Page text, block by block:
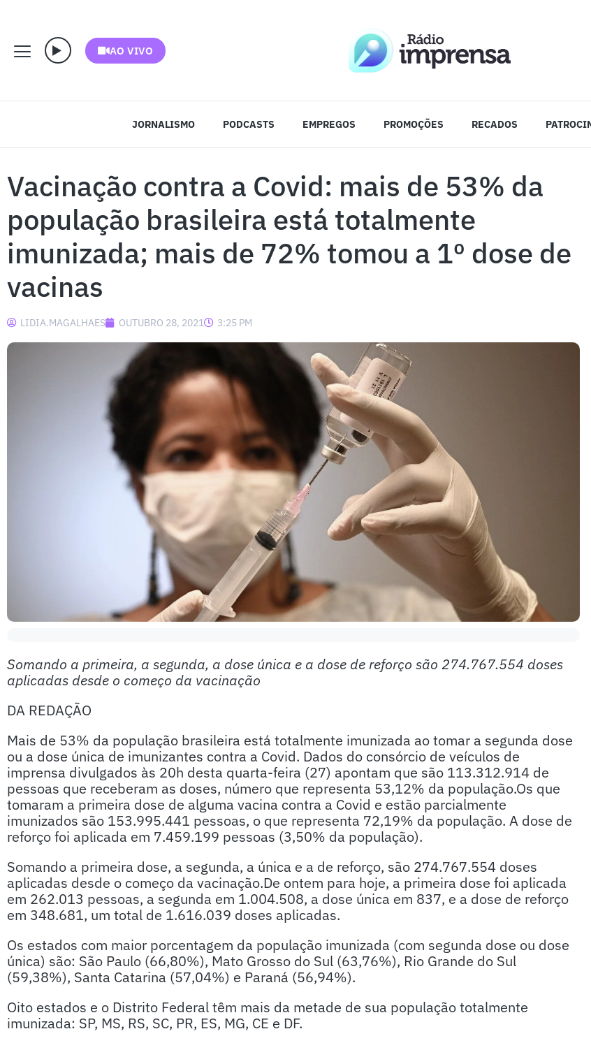
AO VIVO
JORNALISMO PODCASTS EMPREGOS PROMOÇÕES RECADOS
Vacinação contra a Covid: mais de 53% da
população brasileira está totalmente
imunizada; mais de 72% tomou a 1º dose de
vacinas
LIDIA.MAGALHAES OUTUBRO 28, 2021 3:25 PM
Somando a primeira, a segunda, a dose única e a dose de reforço são 274.767.554 doses
aplicadas desde o começo da vacinação
DA REDAÇÃO
Mais de 53% da população brasileira está totalmente imunizada ao tomar a segunda dose
ou a dose única de imunizantes contra a Covid. Dados do consórcio de veículos de
imprensa divulgados às 20h desta quarta-feira (27) apontam que são 113.312.914 de
pessoas que receberam as doses, número que representa 53,12% da população.Os que
tomaram a primeira dose de alguma vacina contra a Covid e estão parcialmente
imunizados são 153.995.441 pessoas, o que representa 72,19% da população. A dose de
reforço foi aplicada em 7.459.199 pessoas (3,50% da população).
Somando a primeira dose, a segunda, a única e a de reforço, são 274.767.554 doses
aplicadas desde o começo da vacinação.De ontem para hoje, a primeira dose foi aplicada
em 262.013 pessoas, a segunda em 1.004.508, a dose única em 837, e a dose de reforço
em 348.681, um total de 1.616.039 doses aplicadas.
Os estados com maior porcentagem da população imunizada (com segunda dose ou dose
única) são: São Paulo (66,80%), Mato Grosso do Sul (63,76%), Rio Grande do Sul
(59,38%), Santa Catarina (57,04%) e Paraná (56,94%).
Oito estados e o Distrito Federal têm mais da metade de sua população totalmente
imunizada: SP, MS, RS, SC, PR, ES, MG, CE e DF.